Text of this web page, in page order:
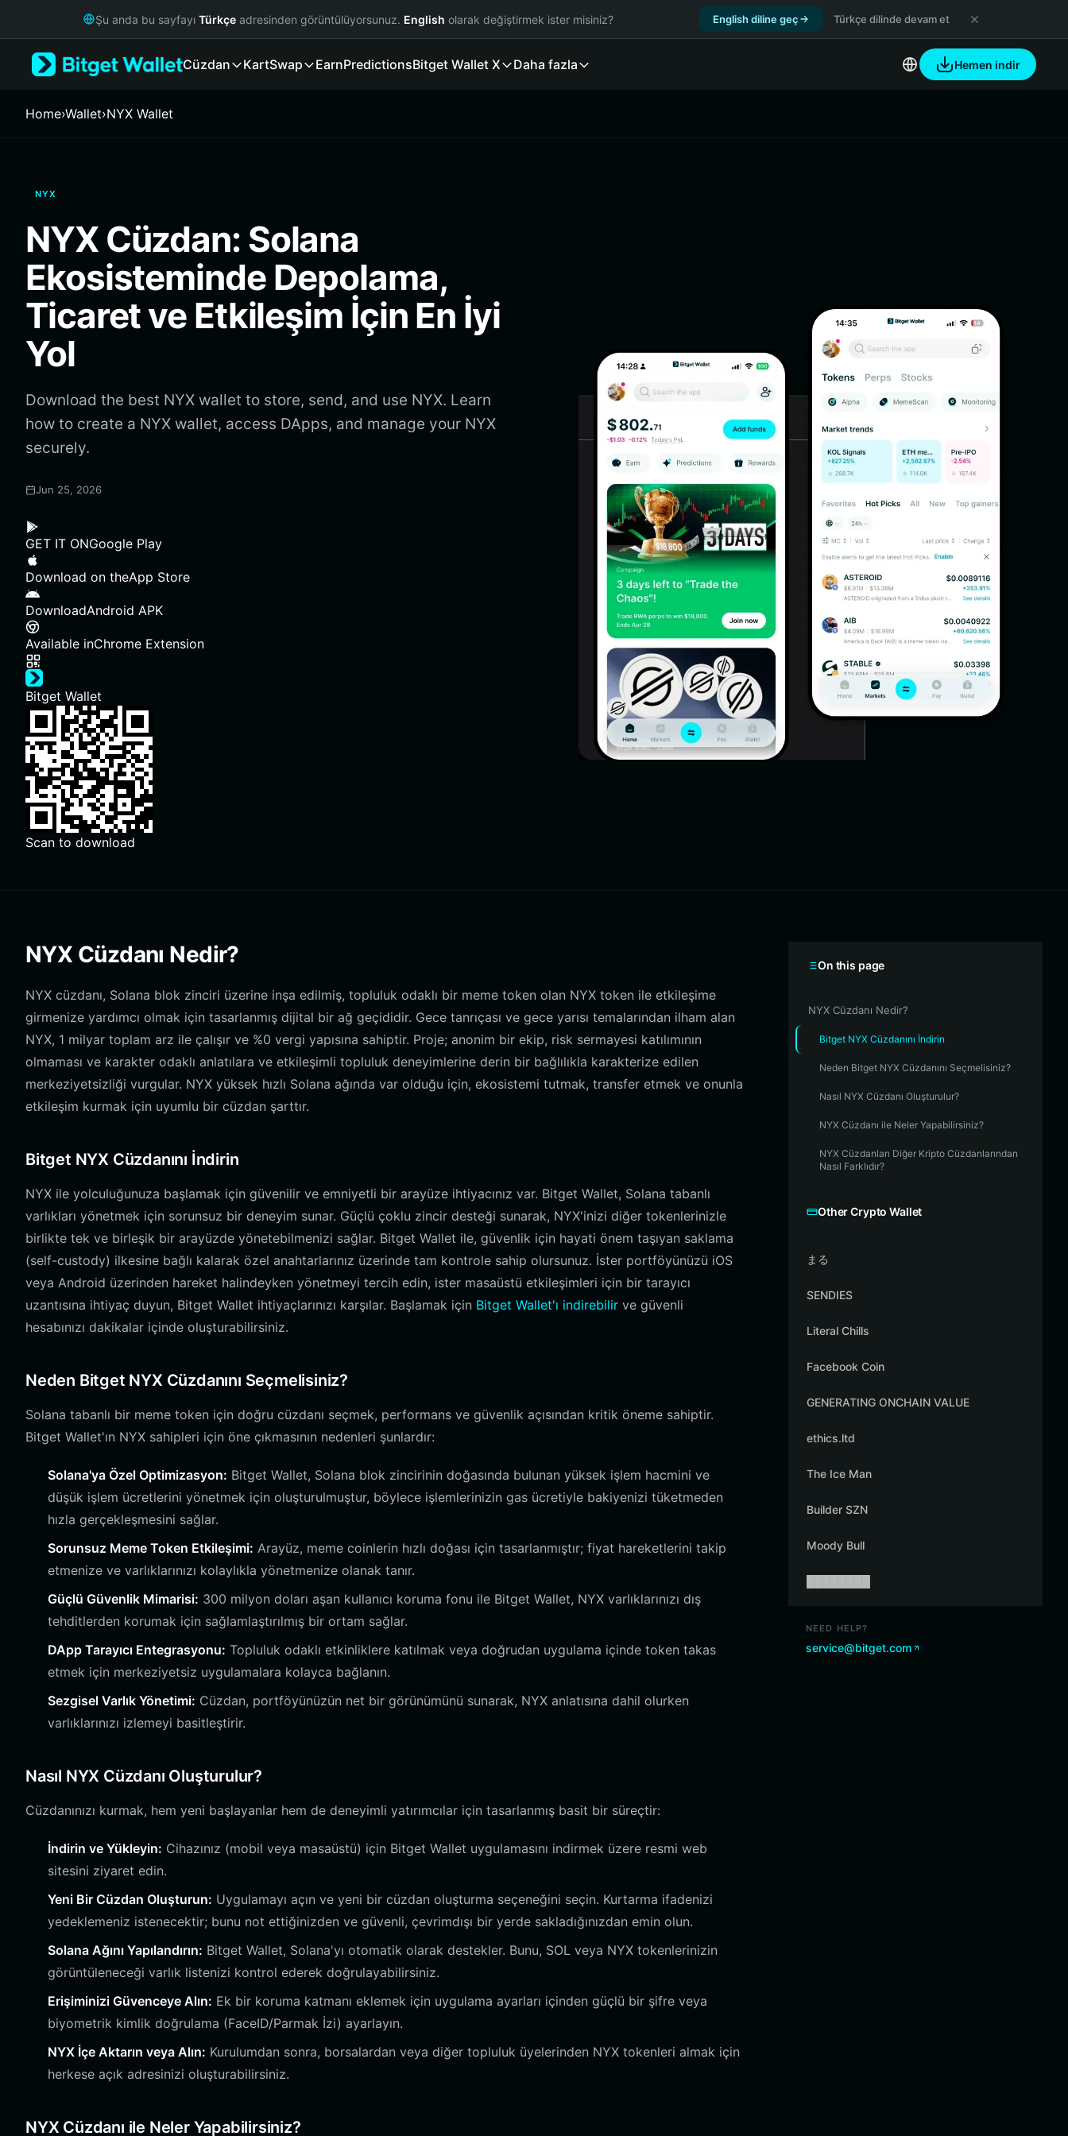
Русский
Italiano
繁體中文
Bahasa Indonesia
ภาษาไทย
Português (Brasil)
Español (Argentina)
Şu anda bu sayfayı Türkçe adresinden görüntülüyorsunuz. English olarak değiştirmek ister misiniz? English diline geç Türkçe dilinde devam et
Cüzdan KartSwap EarnPredictionsBitget Wallet X Daha fazla Hemen indir
Home›Wallet›NYX Wallet
NYX
NYX Cüzdan: Solana
Ekosisteminde Depolama,
Ticaret ve Etkileşim İçin En İyi
Yol
Download the best NYX wallet to store, send, and use NYX. Learn
how to create a NYX wallet, access DApps, and manage your NYX
securely.
Jun 25, 2026
GET IT ONGoogle Play
Download on theApp Store
DownloadAndroid APK
Available inChrome Extension
Bitget Wallet
Scan to download
NYX Cüzdanı Nedir?
NYX cüzdanı, Solana blok zinciri üzerine inşa edilmiş, topluluk odaklı bir meme token olan NYX token ile etkileşime
girmenize yardımcı olmak için tasarlanmış dijital bir ağ geçididir. Gece tanrıçası ve gece yarısı temalarından ilham alan
NYX, 1 milyar toplam arz ile çalışır ve %0 vergi yapısına sahiptir. Proje; anonim bir ekip, risk sermayesi katılımının
olmaması ve karakter odaklı anlatılara ve etkileşimli topluluk deneyimlerine derin bir bağlılıkla karakterize edilen
merkeziyetsizliği vurgular. NYX yüksek hızlı Solana ağında var olduğu için, ekosistemi tutmak, transfer etmek ve onunla
etkileşim kurmak için uyumlu bir cüzdan şarttır.
Bitget NYX Cüzdanını İndirin
NYX ile yolculuğunuza başlamak için güvenilir ve emniyetli bir arayüze ihtiyacınız var. Bitget Wallet, Solana tabanlı
varlıkları yönetmek için sorunsuz bir deneyim sunar. Güçlü çoklu zincir desteği sunarak, NYX'inizi diğer tokenlerinizle
birlikte tek ve birleşik bir arayüzde yönetebilmenizi sağlar. Bitget Wallet ile, güvenlik için hayati önem taşıyan saklama
(self-custody) ilkesine bağlı kalarak özel anahtarlarınız üzerinde tam kontrole sahip olursunuz. İster portföyünüzü iOS
veya Android üzerinden hareket halindeyken yönetmeyi tercih edin, ister masaüstü etkileşimleri için bir tarayıcı
uzantısına ihtiyaç duyun, Bitget Wallet ihtiyaçlarınızı karşılar. Başlamak için Bitget Wallet'ı indirebilir ve güvenli
hesabınızı dakikalar içinde oluşturabilirsiniz.
Neden Bitget NYX Cüzdanını Seçmelisiniz?
Solana tabanlı bir meme token için doğru cüzdanı seçmek, performans ve güvenlik açısından kritik öneme sahiptir.
Bitget Wallet'ın NYX sahipleri için öne çıkmasının nedenleri şunlardır:
Solana'ya Özel Optimizasyon: Bitget Wallet, Solana blok zincirinin doğasında bulunan yüksek işlem hacmini ve
düşük işlem ücretlerini yönetmek için oluşturulmuştur, böylece işlemlerinizin gas ücretiyle bakiyenizi tüketmeden
hızla gerçekleşmesini sağlar.
Sorunsuz Meme Token Etkileşimi: Arayüz, meme coinlerin hızlı doğası için tasarlanmıştır; fiyat hareketlerini takip
etmenize ve varlıklarınızı kolaylıkla yönetmenize olanak tanır.
Güçlü Güvenlik Mimarisi: 300 milyon doları aşan kullanıcı koruma fonu ile Bitget Wallet, NYX varlıklarınızı dış
tehditlerden korumak için sağlamlaştırılmış bir ortam sağlar.
DApp Tarayıcı Entegrasyonu: Topluluk odaklı etkinliklere katılmak veya doğrudan uygulama içinde token takas
etmek için merkeziyetsiz uygulamalara kolayca bağlanın.
Sezgisel Varlık Yönetimi: Cüzdan, portföyünüzün net bir görünümünü sunarak, NYX anlatısına dahil olurken
varlıklarınızı izlemeyi basitleştirir.
Nasıl NYX Cüzdanı Oluşturulur?
Cüzdanınızı kurmak, hem yeni başlayanlar hem de deneyimli yatırımcılar için tasarlanmış basit bir süreçtir:
İndirin ve Yükleyin: Cihazınız (mobil veya masaüstü) için Bitget Wallet uygulamasını indirmek üzere resmi web
sitesini ziyaret edin.
Yeni Bir Cüzdan Oluşturun: Uygulamayı açın ve yeni bir cüzdan oluşturma seçeneğini seçin. Kurtarma ifadenizi
yedeklemeniz istenecektir; bunu not ettiğinizden ve güvenli, çevrimdışı bir yerde sakladığınızdan emin olun.
Solana Ağını Yapılandırın: Bitget Wallet, Solana'yı otomatik olarak destekler. Bunu, SOL veya NYX tokenlerinizin
görüntüleneceği varlık listenizi kontrol ederek doğrulayabilirsiniz.
Erişiminizi Güvenceye Alın: Ek bir koruma katmanı eklemek için uygulama ayarları içinden güçlü bir şifre veya
biyometrik kimlik doğrulama (FaceID/Parmak İzi) ayarlayın.
NYX İçe Aktarın veya Alın: Kurulumdan sonra, borsalardan veya diğer topluluk üyelerinden NYX tokenleri almak için
herkese açık adresinizi oluşturabilirsiniz.
NYX Cüzdanı ile Neler Yapabilirsiniz?
On this page
NYX Cüzdanı Nedir?
Bitget NYX Cüzdanını İndirin
Neden Bitget NYX Cüzdanını Seçmelisiniz?
Nasıl NYX Cüzdanı Oluşturulur?
NYX Cüzdanı ile Neler Yapabilirsiniz?
NYX Cüzdanları Diğer Kripto Cüzdanlarından
Nasıl Farklıdır?
Other Crypto Wallet
まる
SENDIES
Literal Chills
Facebook Coin
GENERATING ONCHAIN VALUE
ethics.ltd
The Ice Man
Builder SZN
Moody Bull
NEED HELP?
service@bitget.com